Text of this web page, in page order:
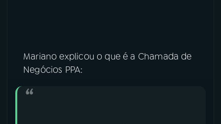
Mariano explicou o que é a Chamada de
Negócios PPA: